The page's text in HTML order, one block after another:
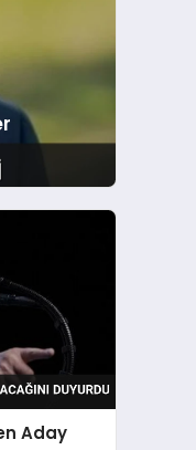
Aday